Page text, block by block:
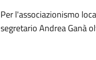
Per l'associazionismo
segretario Andrea Ganà